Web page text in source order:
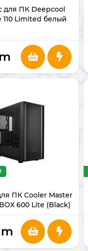
для ПК Deepcool
110 Limited белый
m
ПК Cooler Master
600 Lite (Black)
m